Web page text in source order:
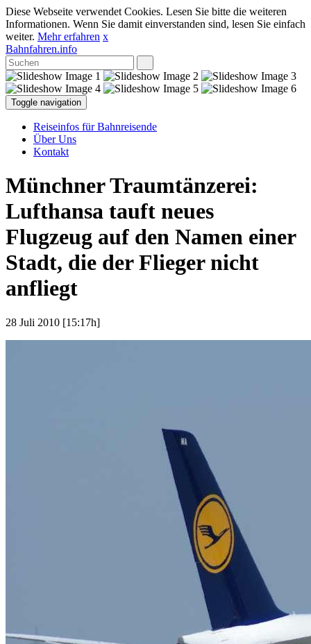
Diese Webseite verwendet Cookies. Lesen Sie bitte die weiteren
Informationen. Wenn Sie damit einverstanden sind, lesen Sie einfach
weiter. Mehr erfahren x
Bahnfahren.info
Toggle navigation
Reiseinfos für Bahnreisende
Über Uns
Kontakt
Münchner Traumtänzerei:
Lufthansa tauft neues
Flugzeug auf den Namen einer
Stadt, die der Flieger nicht
anfliegt
28 Juli 2010 [15:17h]